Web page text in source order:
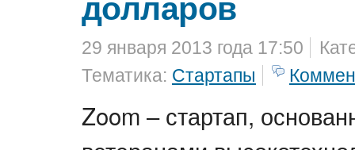
29 января 2013 года 17:50
Тематика: Стартапы
Zoom – стартап,